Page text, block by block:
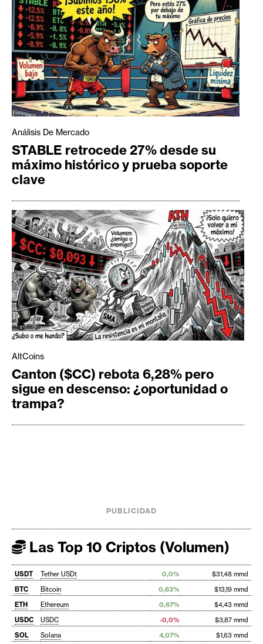
Análisis De Mercado
STABLE retrocede 27% desde su
máximo histórico y prueba soporte
clave
AltCoins
Canton ($CC) rebota 6,28% pero
sigue en descenso: ¿oportunidad o
trampa?
PUBLICIDAD
Las Top 10 Criptos (Volumen)
USDT Tether USDt 0,0%
$31,48 mmd
BTC
Bitcoin 0,63%
$13,19 mmd
ETH
Ethereum 0,67%
$4,43 mmd
USDC
USDC -0,0%
$3,87 mmd
SOL
Solana 4,07% $1,63 mmd